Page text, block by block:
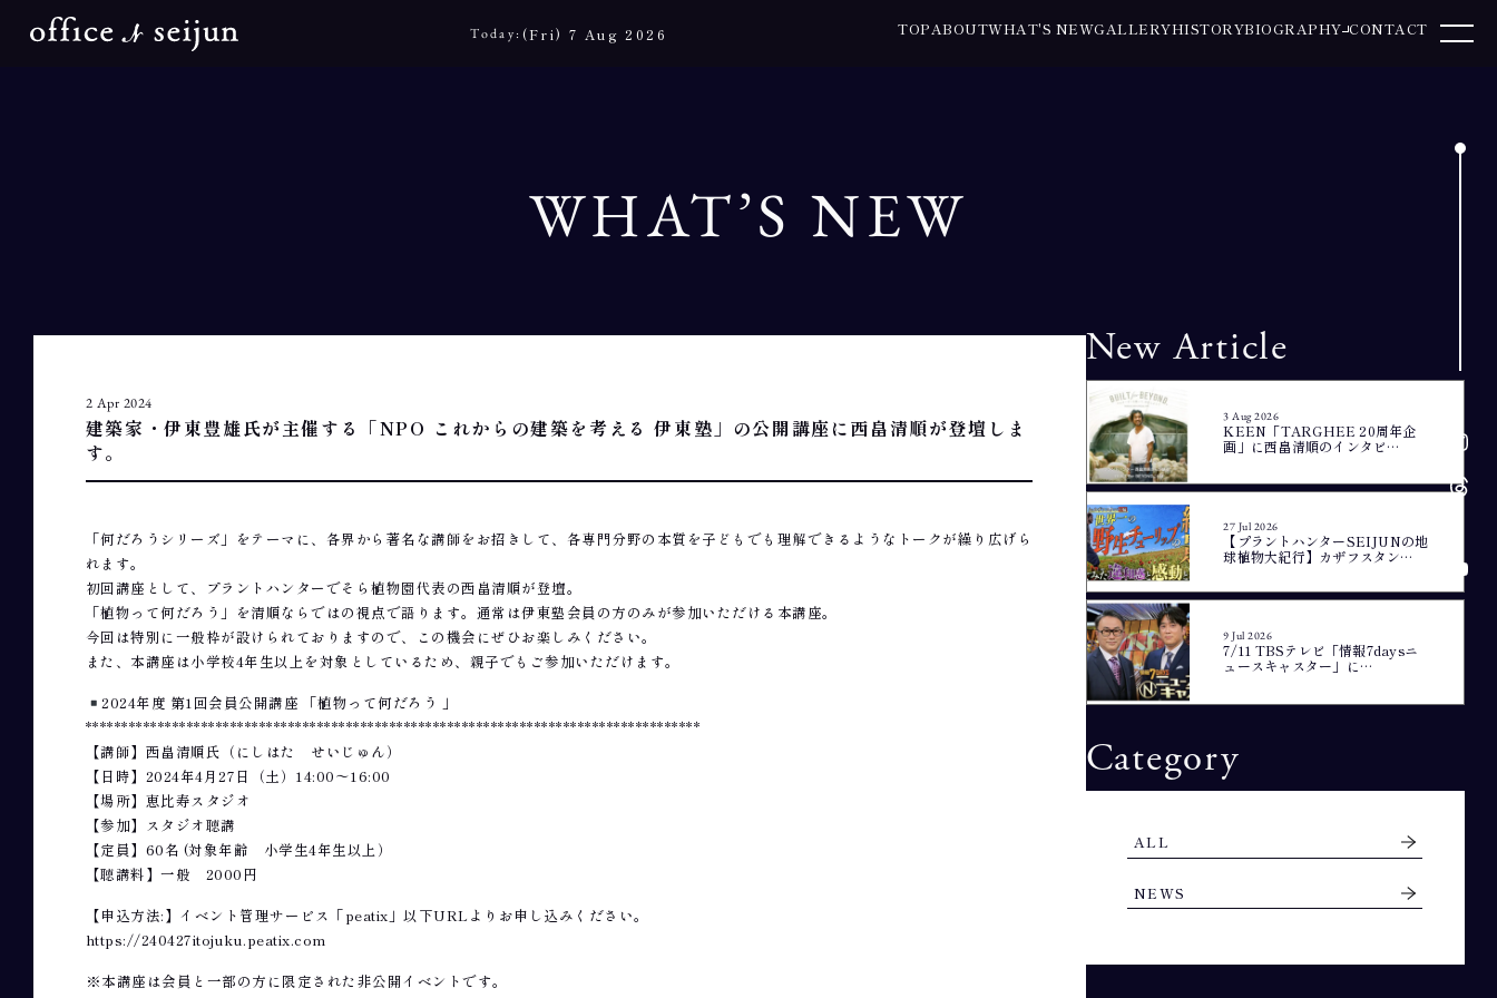
Today: (Fri) 7 Aug 2026 TOPABOUTWHAT'S NEWGALLERYHISTORYBIOGRAPHY CONTACT
WHAT’S NEW
2 Apr 2024
建築家・伊東豊雄氏が主催する「NPO これからの建築を考える 伊東塾」の公開講座に西畠清順が登壇しま
す。
「何だろうシリーズ」をテーマに、各界から著名な講師をお招きして、各専門分野の本質を子どもでも理解できるようなトークが繰り広げら
れます。
初回講座として、プラントハンターでそら植物園代表の西畠清順が登壇。
「植物って何だろう」を清順ならではの視点で語ります。通常は伊東塾会員の方のみが参加いただける本講座。
今回は特別に一般枠が設けられておりますので、この機会にぜひお楽しみください。
また、本講座は小学校4年生以上を対象としているため、親子でもご参加いただけます。
2024年度 第1回会員公開講座 「植物って何だろう 」
*************************************************************************************
【講師】西畠清順氏（にしはた せいじゅん）
【日時】2024年4月27日（土）14:00〜16:00
【場所】恵比寿スタジオ
【参加】スタジオ聴講
【定員】60名 (対象年齢 小学生4年生以上）
【聴講料】一般 2000円
【申込方法:】イベント管理サービス「peatix」以下URLよりお申し込みください。
https://240427itojuku.peatix.com
※本講座は会員と一部の方に限定された非公開イベントです。
New Article
3 Aug 2026
KEEN「TARGHEE 20周年企
画」に西畠清順のインタビ…
27 Jul 2026
【プラントハンターSEIJUNの地
球植物大紀行】カザフスタン…
9 Jul 2026
7/11 TBSテレビ「情報7daysニ
ュースキャスター」に…
Category
ALL
NEWS